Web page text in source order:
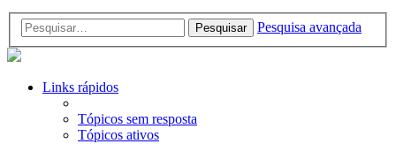
Pesquisar Pesquisa avançada
Links rápidos
Tópicos sem resposta
Tópicos ativos